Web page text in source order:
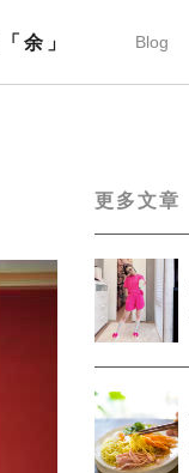
余」 Blog
更多文章